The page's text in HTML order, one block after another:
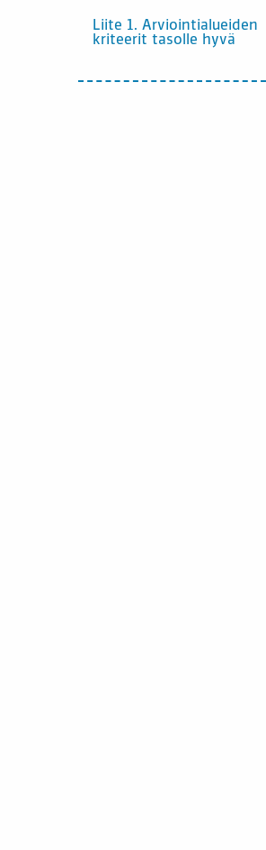
Liite 1. Arviointialueiden
kriteerit tasolle hyvä